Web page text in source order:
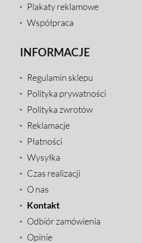
Plakaty reklamowe
Współpraca
INFORMACJE
Regulamin sklepu
Polityka prywatności
Polityka zwrotów
Reklamacje
Płatności
Wysyłka
Czas realizacji
O nas
Kontakt
Odbiór zamówienia
Opinie